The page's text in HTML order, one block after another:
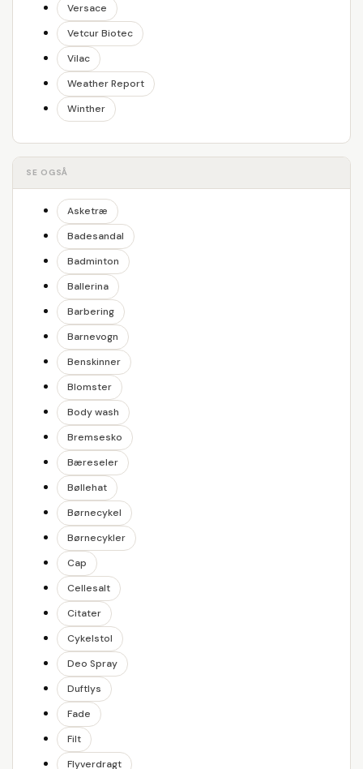
Versace
Vetcur Biotec
Vilac
Weather Report
Winther
SE OGSÅ
Asketræ
Badesandal
Badminton
Ballerina
Barbering
Barnevogn
Benskinner
Blomster
Body wash
Bremsesko
Bæreseler
Bøllehat
Børnecykel
Børnecykler
Cap
Cellesalt
Citater
Cykelstol
Deo Spray
Duftlys
Fade
Filt
Flyverdragt